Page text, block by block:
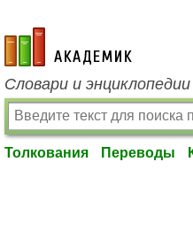
academic.ru
Словари и
Толкования Переводы